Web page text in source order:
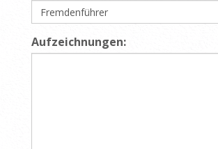
Aufzeichnungen: